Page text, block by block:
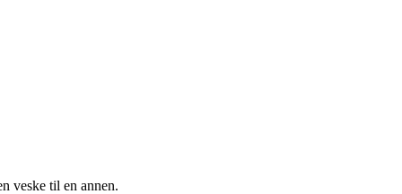
veske til en annen.